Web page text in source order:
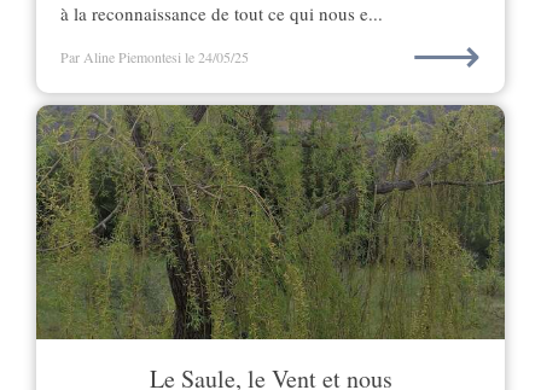
à la reconnaissance de tout ce qui nous e...
Par Aline Piemontesi le 24/05/25 ⟶
Le Saule, le Vent et nous